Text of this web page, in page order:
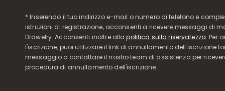
* Inserendo il tuo indirizzo e-mail o numero di telefono e
istruzioni di registrazione, acconsenti a ricevere messaggi di
Drawelry. Acconsenti inoltre allapolitica sulla riservatezza. Per
l'iscrizione, puoi utilizzare il link di annullamento dell'iscrizione
messaggio o contattare il nostro team di assistenza per
procedura di annullamento dell'iscrizione.